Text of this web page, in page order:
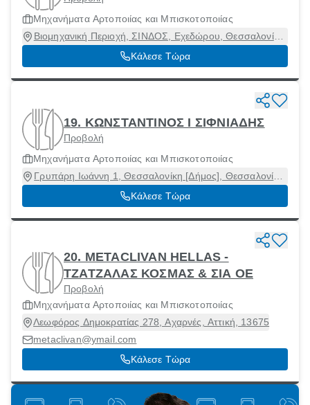
Μηχανήματα Αρτοποιίας και Μπισκοτοποιίας
Βιομηχανική Περιοχή, ΣΙΝΔΟΣ, Εχεδώρου, Θεσσαλονίκη,
57400
Κάλεσε Τώρα
19. ΚΩΝΣΤΑΝΤΙΝΟΣ Ι ΣΙΦΝΙΑΔΗΣ
Προβολή
Μηχανήματα Αρτοποιίας και Μπισκοτοποιίας
Γρυπάρη Ιωάννη 1, Θεσσαλονίκη [Δήμος], Θεσσαλονίκη,
54248
Κάλεσε Τώρα
20. METACLIVAN HELLAS -
ΤΖΑΤΖΑΛΑΣ ΚΟΣΜΑΣ & ΣΙΑ ΟΕ
Προβολή
Μηχανήματα Αρτοποιίας και Μπισκοτοποιίας
Λεωφόρος Δημοκρατίας 278, Αχαρνές, Αττική, 13675
metaclivan@ymail.com
Κάλεσε Τώρα